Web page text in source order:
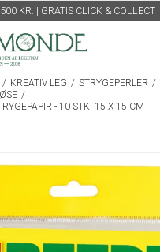
KR. | GRATIS CLICK & COLLECT
/ KREATIV LEG / STRYGEPERLER /
/
- 10 STK. 15 X 15 CM